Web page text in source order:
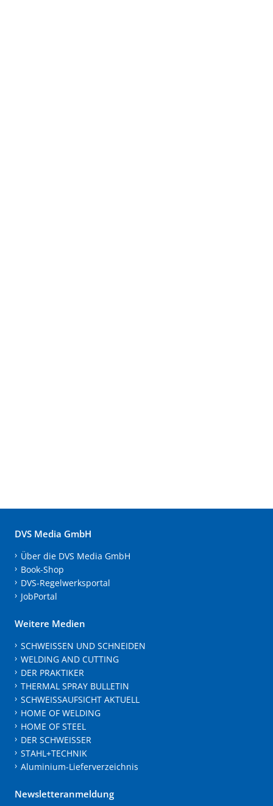
DVS Media GmbH
Über die DVS Media GmbH
Book-Shop
DVS-Regelwerksportal
JobPortal
Weitere Medien
SCHWEISSEN UND SCHNEIDEN
WELDING AND CUTTING
DER PRAKTIKER
THERMAL SPRAY BULLETIN
SCHWEISSAUFSICHT AKTUELL
HOME OF WELDING
HOME OF STEEL
DER SCHWEISSER
STAHL+TECHNIK
Aluminium-Lieferverzeichnis
Newsletteranmeldung